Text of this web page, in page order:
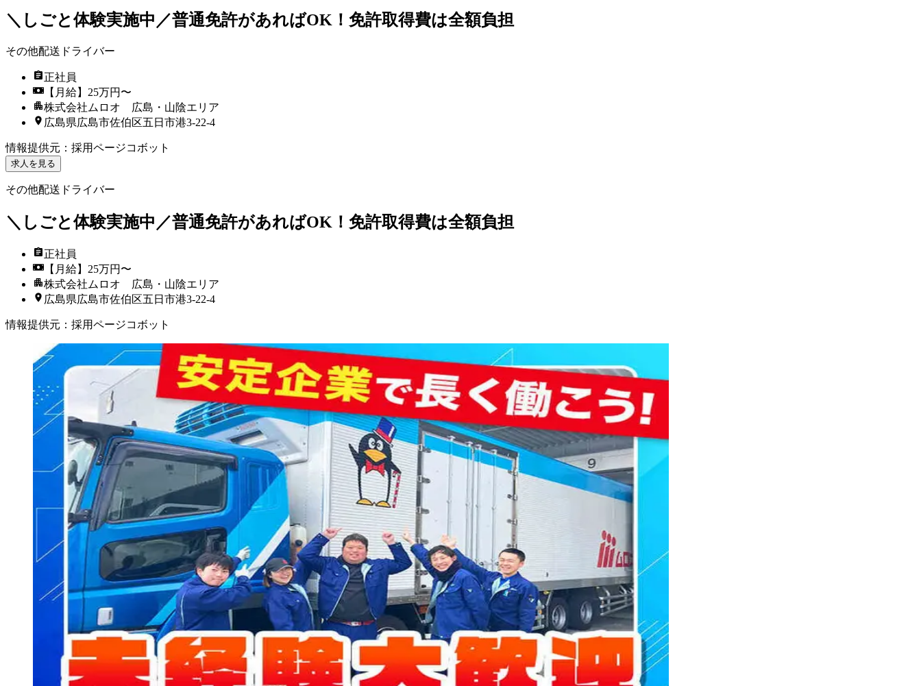
＼しごと体験実施中／普通免許があればOK！免許取得費は全額負担
その他配送ドライバー
正社員
【月給】25万円〜
株式会社ムロオ 広島・山陰エリア
広島県広島市佐伯区五日市港3-22-4
情報提供元 ： 採用ページコボット
求人を見る
その他配送ドライバー
＼しごと体験実施中／普通免許があればOK！免許取得費は全額負担
正社員
【月給】25万円〜
株式会社ムロオ 広島・山陰エリア
広島県広島市佐伯区五日市港3-22-4
情報提供元 ： 採用ページコボット